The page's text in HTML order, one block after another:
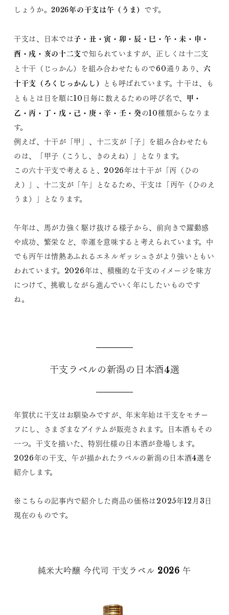
しょうか。2026年の干支は午（うま） です。
干支は、日本では子・丑・寅・卯・辰・巳・午・未・申・
酉・戌・亥の十二支で知られていますが、正しくは十二支
と十干（じっかん）を組み合わせたもので60通りあり、 六
十干支（ろくじっかんし）
とも呼ばれています。十干は、も
ともとは日を順に10日毎に数えるための呼び名で、 甲・
乙・丙・丁・戊・己・庚・辛・壬・癸の10種類からなりま
す。
例えば、十干が「甲」、十二支が「子」を組み合わせたも
のは、「甲子（こうし、きのえね）」となります。
この六十干支で考えると、2026年は十干が「丙（ひの
え）」、十二支が「午」となるため、干支は「丙午（ひのえ
うま）」となります。
午年は、馬が力強く駆け抜ける様子から、前向きで躍動感
や成功、繁栄など、幸運を意味すると考えられています。中
でも丙午は情熱あふれるエネルギッシュさがより強いともい
われています。2026年は、積極的な干支のイメージを味方
につけて、挑戦しながら進んでいく年にしたいものです
ね。
干支ラベルの新潟の日本酒4選
年賀状に干支はお馴染みですが、年末年始は干支をモチー
フにし、さまざまなアイテムが販売されます。日本酒もその
一つ。干支を描いた、特別仕様の日本酒が登場します。
2026年の干支、午が描かれたラベルの新潟の日本酒4選を
紹介します。
※こちらの記事内で紹介した商品の価格は2025年12月3日
現在のものです。
純米大吟醸 今代司 干支ラベル 2026 午